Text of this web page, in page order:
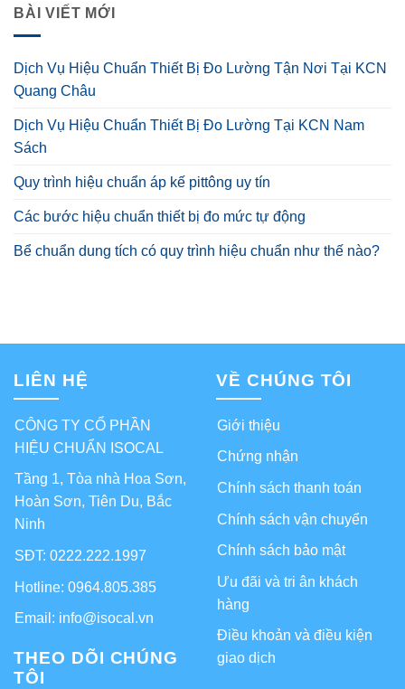
BÀI VIẾT MỚI
Dịch Vụ Hiệu Chuẩn Thiết Bị Đo Lường Tận Nơi Tại KCN
Quang Châu
Dịch Vụ Hiệu Chuẩn Thiết Bị Đo Lường Tại KCN Nam
Sách
Quy trình hiệu chuẩn áp kế pittông uy tín
Các bước hiệu chuẩn thiết bị đo mức tự động
Bể chuẩn dung tích có quy trình hiệu chuẩn như thế nào?
LIÊN HỆ
CÔNG TY CỔ PHẦN
HIỆU CHUẨN ISOCAL
Tầng 1, Tòa nhà Hoa Sơn,
Hoàn Sơn, Tiên Du, Bắc
Ninh
SĐT: 0222.222.1997
Hotline: 0964.805.385
Email: info@isocal.vn
THEO DÕI CHÚNG
TÔI
VỀ CHÚNG TÔI
Giới thiệu
Chứng nhận
Chính sách thanh toán
Chính sách vận chuyển
Chính sách bảo mật
Ưu đãi và tri ân khách
hàng
Điều khoản và điều kiện
giao dịch